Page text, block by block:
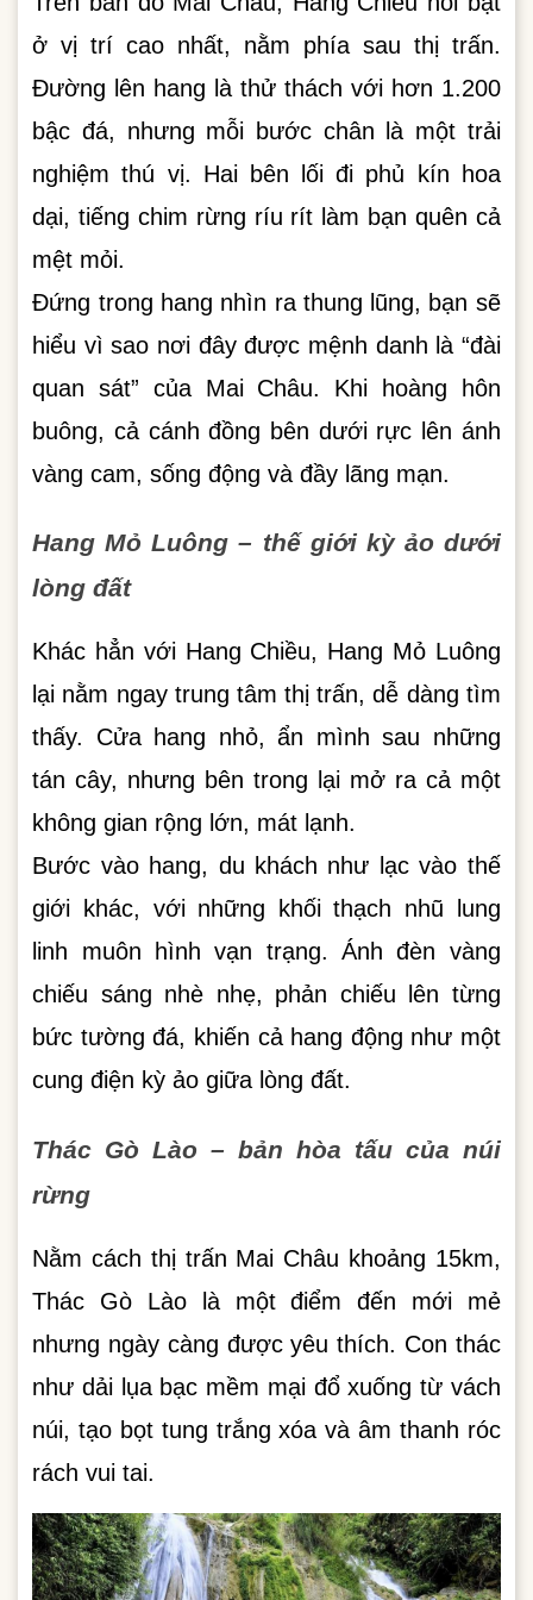
ở vị trí cao nhất, nằm phía sau thị trấn.
Đường lên hang là thử thách với hơn 1.200
bậc đá, nhưng mỗi bước chân là một trải
nghiệm thú vị. Hai bên lối đi phủ kín hoa
dại, tiếng chim rừng ríu rít làm bạn quên cả
mệt mỏi.
Đứng trong hang nhìn ra thung lũng, bạn sẽ
hiểu vì sao nơi đây được mệnh danh là “đài
quan sát” của Mai Châu. Khi hoàng hôn
buông, cả cánh đồng bên dưới rực lên ánh
vàng cam, sống động và đầy lãng mạn.
Hang Mỏ Luông – thế giới kỳ ảo dưới
lòng đất
Khác hẳn với Hang Chiều, Hang Mỏ Luông
lại nằm ngay trung tâm thị trấn, dễ dàng tìm
thấy. Cửa hang nhỏ, ẩn mình sau những
tán cây, nhưng bên trong lại mở ra cả một
không gian rộng lớn, mát lạnh.
Bước vào hang, du khách như lạc vào thế
giới khác, với những khối thạch nhũ lung
linh muôn hình vạn trạng. Ánh đèn vàng
chiếu sáng nhè nhẹ, phản chiếu lên từng
bức tường đá, khiến cả hang động như một
cung điện kỳ ảo giữa lòng đất.
Thác Gò Lào – bản hòa tấu của núi
rừng
Nằm cách thị trấn Mai Châu khoảng 15km,
Thác Gò Lào là một điểm đến mới mẻ
nhưng ngày càng được yêu thích. Con thác
như dải lụa bạc mềm mại đổ xuống từ vách
núi, tạo bọt tung trắng xóa và âm thanh róc
rách vui tai.